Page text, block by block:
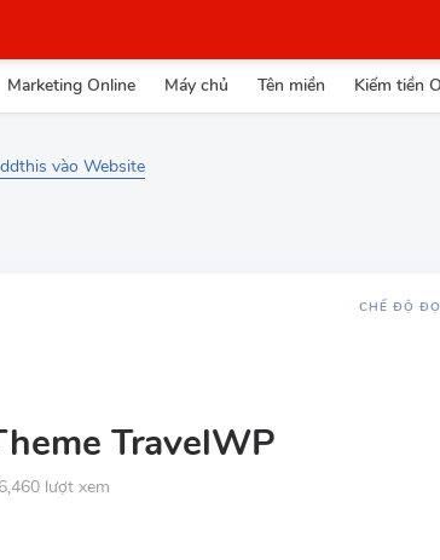
Marketing Online Máy chủ Tên miền Kiếm tiền
vào Website
CHẾ ĐỘ
TravelWP
lượt xem